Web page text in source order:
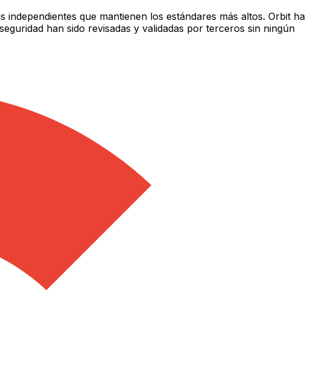
que mantienen los estándares más altos. Orbit ha
han sido revisadas y validadas por terceros sin ningún